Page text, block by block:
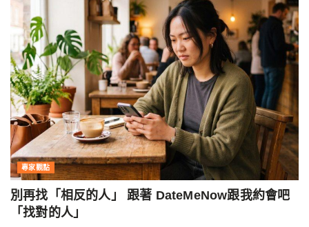
專家觀點
別再找「相反的人」 跟著 DateMeNow跟我約會吧
「找對的人」